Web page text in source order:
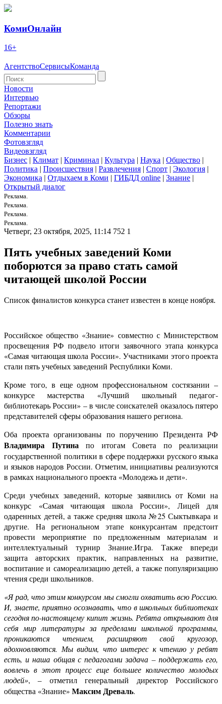
КомиОнлайн
16+
АгентствоСервисыКоманда
Новости
Интервью
Репортажи
Обзоры
Полезно знать
Комментарии
Фотовзгляд
Видеовзгляд
Бизнес | Климат | Криминал | Культура | Наука | Общество |
Политика | Происшествия | Развлечения | Спорт | Экология |
Экономика | Отдыхаем в Коми | ГИБДД online | Знание |
Открытый диалог
Реклама.
Реклама.
Реклама.
Реклама.
Четверг, 23 октября, 2025, 11:14 752 1
Пять учебных заведений Коми
поборются за право стать самой
читающей школой России
Список финалистов конкурса станет известен в конце ноября.
Российское общество «Знание» совместно с Министерством
просвещения РФ подвело итоги заявочного этапа конкурса
«Самая читающая школа России». Участниками этого проекта
стали пять учебных заведений Республики Коми.
Кроме того, в еще одном профессиональном состязании –
конкурсемастерства «Лучший школьный педагог-
библиотекарь России» – в числе соискателей оказалось пятеро
представителей сферы образования нашего региона.
Оба проекта организованы по поручению Президента РФ
Владимира Путина по итогам Совета по реализации
государственной политики в сфере поддержки русского языка
и языков народов России. Отметим, инициативы реализуются
в рамках национального проекта «Молодежь и дети».
Среди учебных заведений, которые заявились от Коми на
конкурс «Самая читающая школа России», Лицей для
одаренных детей, а также средняя школа №25 Сыктывкара и
другие. На региональном этапеконкурсантампредстоит
провести мероприятие по предложенным материалам и
интеллектуальный турнир Знание.Игра. Также впереди
защита авторских практик, направленных на развитие,
воспитание и самореализацию детей, а также популяризацию
чтения среди школьников.
«Я рад, что этим конкурсом мы смогли охватить всю Россию.
И, знаете, приятно осознавать, что в школьных библиотеках
сегодня по-настоящему кипит жизнь. Ребята открывают для
себя мир литературы за пределами школьной программы,
проникаются чтением, расширяют свой кругозор,
вдохновляются. Мы видим, что интерес к чтению у ребят
есть, и наша общая с педагогами задача – поддержать его,
вовлечь в этот процесс еще большее количество молодых
людей»,– отметил генеральный директор Российского
общества «Знание» Максим Древаль.